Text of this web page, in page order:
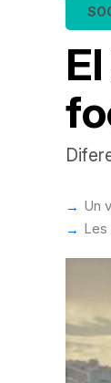
Un
Les